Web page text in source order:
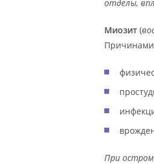
отделы,
Миозит (
Причинами
При